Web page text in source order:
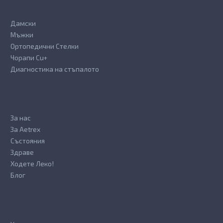
Дамски
Мъжки
Ортопедични Стелки
Чорапи Cu+
Диагностика на стъпалото
За нас
За Aetrex
Състояния
Здраве
Ходете Леко!
Блог